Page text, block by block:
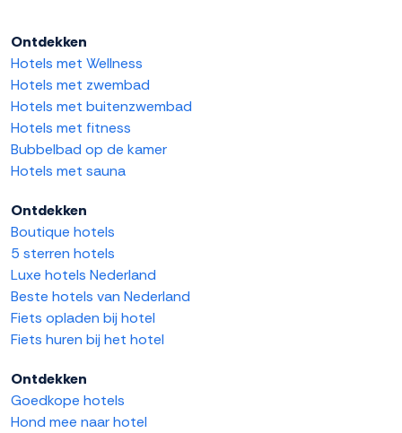
Ontdekken
Hotels met Wellness
Hotels met zwembad
Hotels met buitenzwembad
Hotels met fitness
Bubbelbad op de kamer
Hotels met sauna
Ontdekken
Boutique hotels
5 sterren hotels
Luxe hotels Nederland
Beste hotels van Nederland
Fiets opladen bij hotel
Fiets huren bij het hotel
Ontdekken
Goedkope hotels
Hond mee naar hotel